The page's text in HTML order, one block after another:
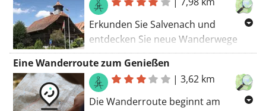
Erkunden Sie Salvenach und
entdecken Sie neue Wanderwege
und Pfade. Einige Teile der Strecke
sind unbefestigt. Wenn die
Wettergötter das Erlebnis nicht
verderben, ist dies eine großartige
Eine Wanderroute zum Genießen
|3,62 km
Die Wanderroute beginnt am